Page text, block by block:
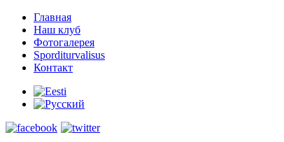
Главная
Наш клуб
Фотогалерея
Sporditurvalisus
Контакт